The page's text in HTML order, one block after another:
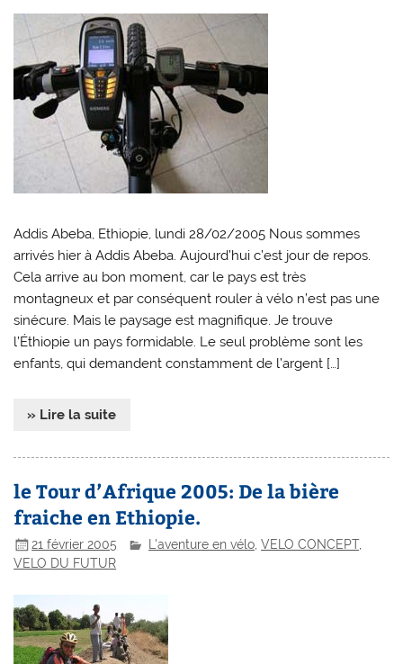
Addis Abeba, Ethiopie, lundi 28/02/2005 Nous sommes
arrivés hier à Addis Abeba. Aujourd’hui c’est jour de repos.
Cela arrive au bon moment, car le pays est très
montagneux et par conséquent rouler à vélo n’est pas une
sinécure. Mais le paysage est magnifique. Je trouve
l’Éthiopie un pays formidable. Le seul problème sont les
enfants, qui demandent constamment de l’argent […]
» Lire la suite
le Tour d’Afrique 2005: De la bière
fraiche en Ethiopie.
21 février 2005 L'aventure en vélo ,VELO CONCEPT,
VELO DU FUTUR